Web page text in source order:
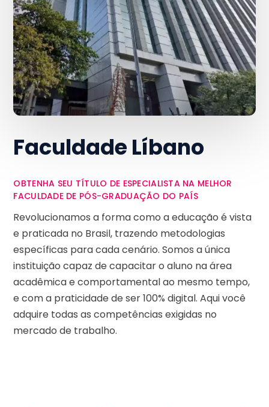
Faculdade Líbano
OBTENHA SEU TÍTULO DE ESPECIALISTA NA MELHOR
FACULDADE DE PÓS-GRADUAÇÃO DO PAÍS
Revolucionamos a forma como a educação é vista
e praticada no Brasil, trazendo metodologias
específicas para cada cenário. Somos a única
instituição capaz de capacitar o aluno na área
acadêmica e comportamental ao mesmo tempo,
e com a praticidade de ser 100% digital. Aqui você
adquire todas as competências exigidas no
mercado de trabalho.